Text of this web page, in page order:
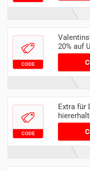
CODE
20% auf
CODE
Extra für